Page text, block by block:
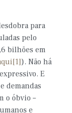
para
pelo
bilhões em
[1]). Não há
E
demandas
o óbvio –
e